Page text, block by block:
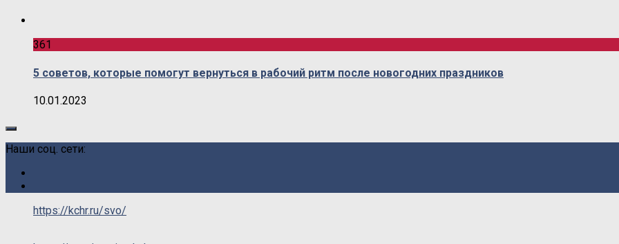
361
5 советов, которые помогут вернуться в рабочий ритм после новогодних праздников
10.01.2023
Наши соц. сети:
https://kchr.ru/svo/